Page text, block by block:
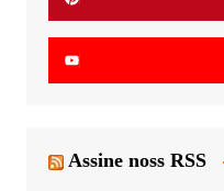
Assine noss RSS